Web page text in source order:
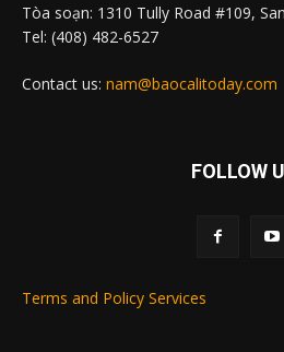
Tòa soạn: 1310 Tully Road #109,
Tel: (408) 482-6527
Contact us: nam@baocalitoday.com
FOLLOW
Terms and Policy Services